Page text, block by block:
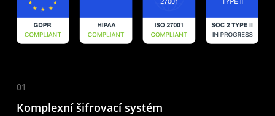
01
Komplexní šifrovací systém